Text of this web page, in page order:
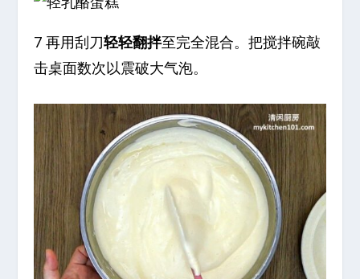
7 再用刮刀轻轻翻拌至完全混合。把搅拌碗敲
击桌面数次以震破大气泡。